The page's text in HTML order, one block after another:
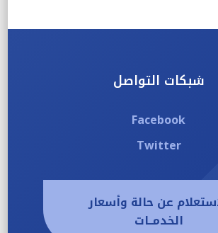
شبكات التواصل
Facebook
Twitter
عن حالة وأسعار
الخدمــات